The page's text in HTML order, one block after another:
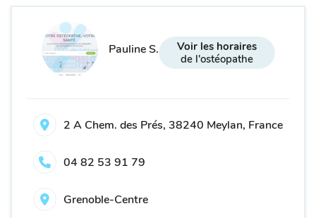
Pauline S.
Voir les horaires
de l'ostéopathe
2 A Chem. des Prés, 38240 Meylan, France
04 82 53 91 79
Grenoble-Centre